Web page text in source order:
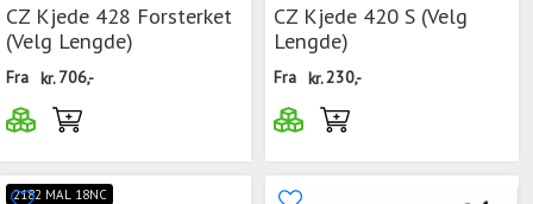
CZ Kjede 428 Forsterket
(Velg Lengde)
Fra kr.706,-
CZ Kjede 420 S (Velg
Lengde)
Fra kr.230,-
2182 MAL 18NC